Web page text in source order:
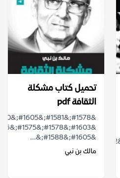
تحميل كتاب مشكلة
الثقافة pdf
&#1605;&#1588;&...
مالك بن نبي